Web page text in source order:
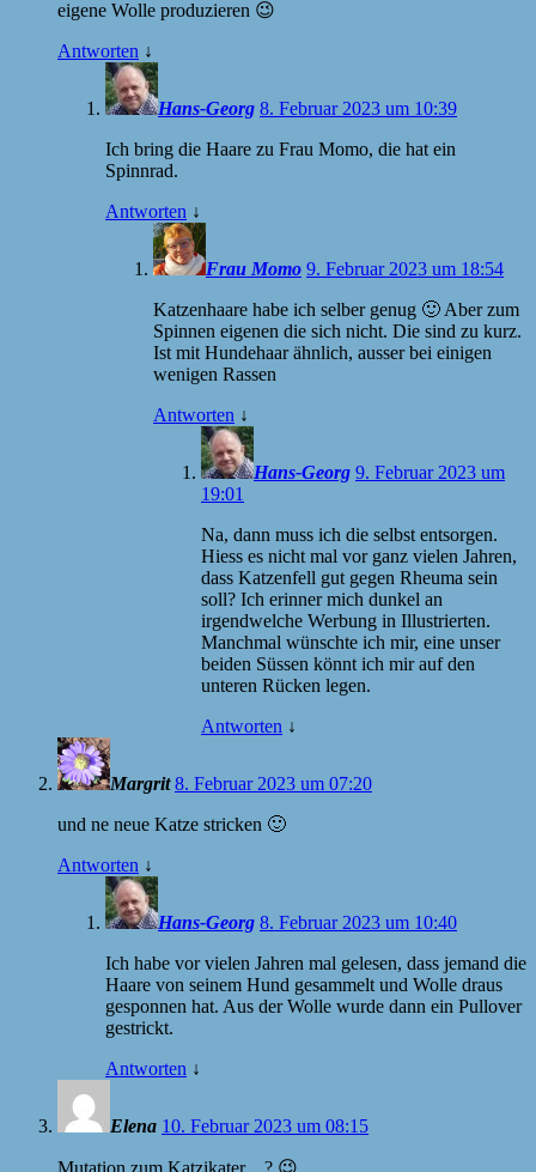
eigene Wolle produzieren 😉
Antworten ↓
Hans-Georg 8. Februar 2023 um 10:39
Ich bring die Haare zu Frau Momo, die hat ein
Spinnrad.
Antworten ↓
Frau Momo 9. Februar 2023 um 18:54
Katzenhaare habe ich selber genug 🙂 Aber zum
Spinnen eigenen die sich nicht. Die sind zu kurz.
Ist mit Hundehaar ähnlich, ausser bei einigen
wenigen Rassen
Antworten ↓
Hans-Georg 9. Februar 2023 um
19:01
Na, dann muss ich die selbst entsorgen.
Hiess es nicht mal vor ganz vielen Jahren,
dass Katzenfell gut gegen Rheuma sein
soll? Ich erinner mich dunkel an
irgendwelche Werbung in Illustrierten.
Manchmal wünschte ich mir, eine unser
beiden Süssen könnt ich mir auf den
unteren Rücken legen.
Antworten ↓
Margrit 8. Februar 2023 um 07:20
und ne neue Katze stricken 🙂
Antworten ↓
Hans-Georg 8. Februar 2023 um 10:40
Ich habe vor vielen Jahren mal gelesen, dass jemand die
Haare von seinem Hund gesammelt und Wolle draus
gesponnen hat. Aus der Wolle wurde dann ein Pullover
gestrickt.
Antworten ↓
Elena 10. Februar 2023 um 08:15
Mutation zum Katzikater…? 😉